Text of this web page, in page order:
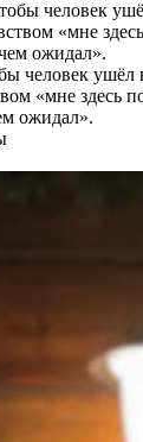
человек
«мне здесь
ожидал».